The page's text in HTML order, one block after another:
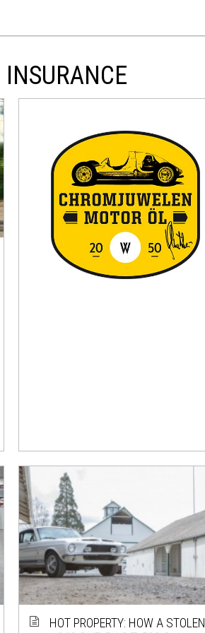
HOT PROPERTY: HOW A STOLEN